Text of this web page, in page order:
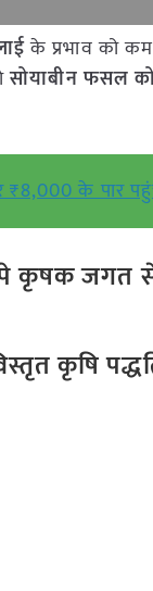
के प्रभाव को
सोयाबीन फसल
₹8,000 के पार
पे कृषक जगत
कृषि